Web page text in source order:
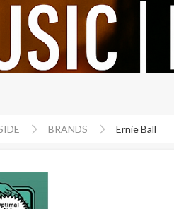
BRANDS Ernie Ball